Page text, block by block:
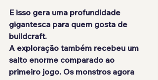
E isso gera uma profundidade
gigantesca para quem gosta de
buildcraft.
A exploração também recebeu um
salto enorme comparado ao
primeiro jogo. Os monstros agora